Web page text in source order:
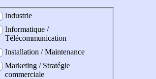
Industrie
Informatique /
Télécommunication
Installation / Maintenance
Marketing / Stratégie
commerciale